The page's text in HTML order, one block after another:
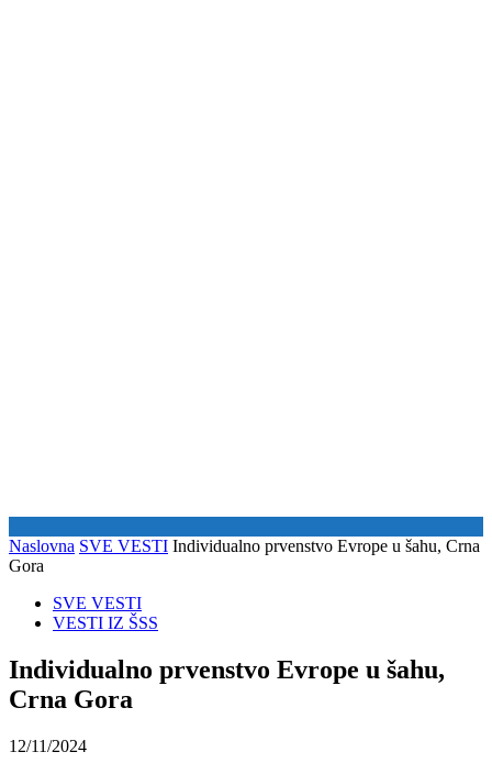
Naslovna SVE VESTI Individualno prvenstvo Evrope u šahu, Crna
Gora
SVE VESTI
VESTI IZ ŠSS
Individualno prvenstvo Evrope u šahu,
Crna Gora
12/11/2024